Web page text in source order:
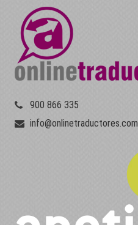
900 866 335
info@onlinetraductores.com